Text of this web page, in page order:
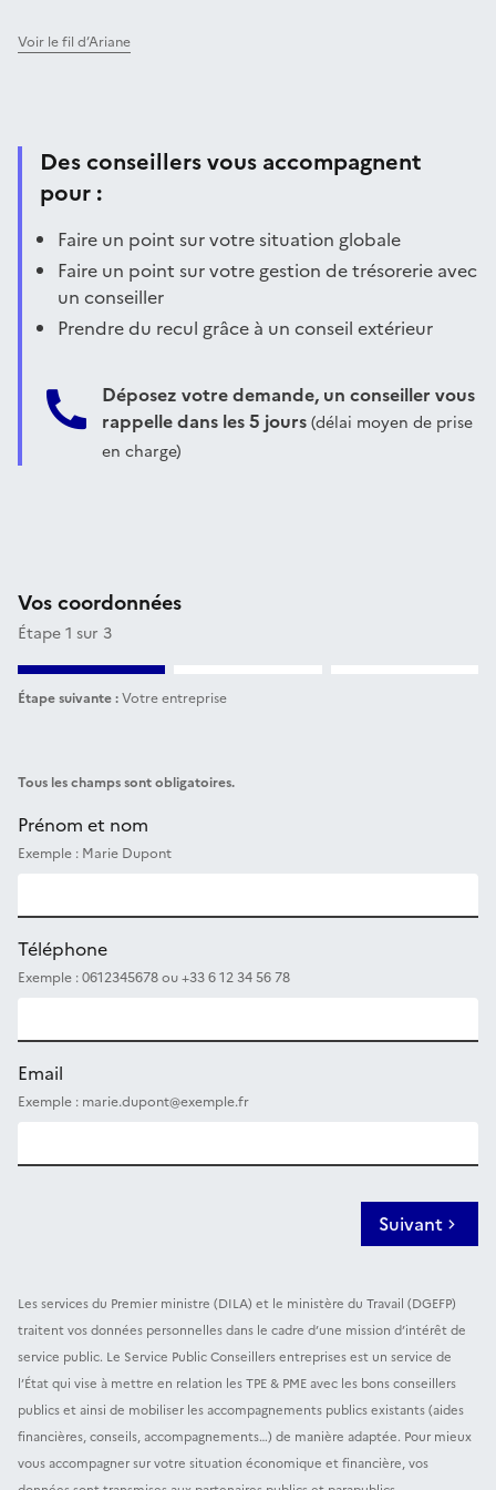
Voir le fil d’Ariane
Des conseillers vous accompagnent
pour :
Faire un point sur votre situation globale
Faire un point sur votre gestion de trésorerie avec
un conseiller
Prendre du recul grâce à un conseil extérieur
Déposez votre demande, un conseiller vous
rappelle dans les 5 jours(délai moyen de prise
en charge)
Étape 1 sur 3
Vos coordonnées
Étape suivante :Votre entreprise
Tous les champs sont obligatoires.
Prénom et nom
Exemple : Marie Dupont
Téléphone
Exemple : 0612345678 ou +33 6 12 34 56 78
Email
Exemple : marie.dupont@exemple.fr
Suivant
Les services du Premier ministre (DILA) et le ministère du Travail (DGEFP)
traitent vos données personnelles dans le cadre d’une mission d’intérêt de
service public. Le Service Public Conseillers entreprises est un service de
l’État qui vise à mettre en relation les TPE & PME avec les bons conseillers
publics et ainsi de mobiliser les accompagnements publics existants (aides
financières, conseils, accompagnements…) de manière adaptée. Pour mieux
vous accompagner sur votre situation économique et financière, vos